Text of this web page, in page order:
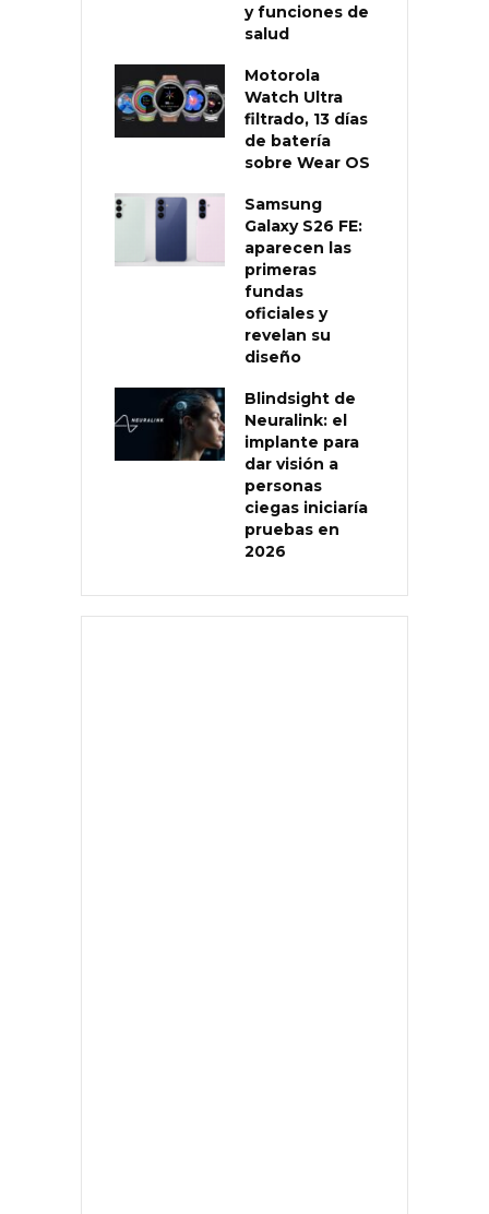
y funciones de
salud
Motorola
Watch Ultra
filtrado, 13 días
de batería
sobre Wear OS
Samsung
Galaxy S26 FE:
aparecen las
primeras
fundas
oficiales y
revelan su
diseño
Blindsight de
Neuralink: el
implante para
dar visión a
personas
ciegas iniciaría
pruebas en
2026